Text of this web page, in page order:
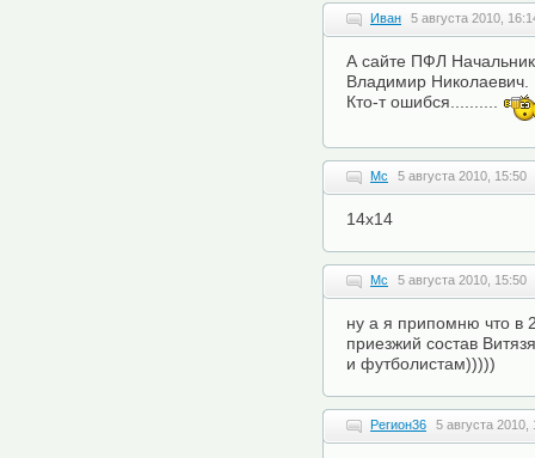
Иван 5 августа 2010,
А сайте ПФЛ
Владимир Николаевич.
Кто-т ошибся..........
Mc 5 августа 2010, 15:50
14х14
Mc 5 августа 2010, 15:50
ну а я припомню что в
приезжий состав
и футболистам)))))
Регион36 5 августа 2010,